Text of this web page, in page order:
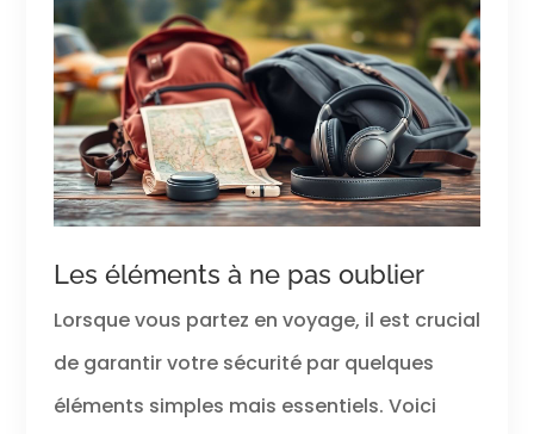
Les éléments à ne pas oublier
Lorsque vous partez en voyage, il est crucial
de garantir votre sécurité par quelques
éléments simples mais essentiels. Voici